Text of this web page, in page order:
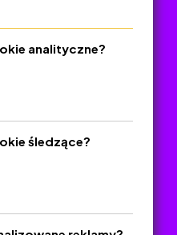
analityczne?
śledzące?